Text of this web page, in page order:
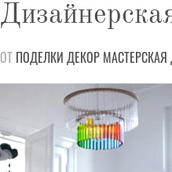
ОТ ПОДЕЛКИ ДЕКОР МАСТЕРСКАЯ